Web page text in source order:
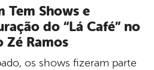
Tem Shows e
do “Lá Café” no
Zé Ramos
os shows fizeram parte